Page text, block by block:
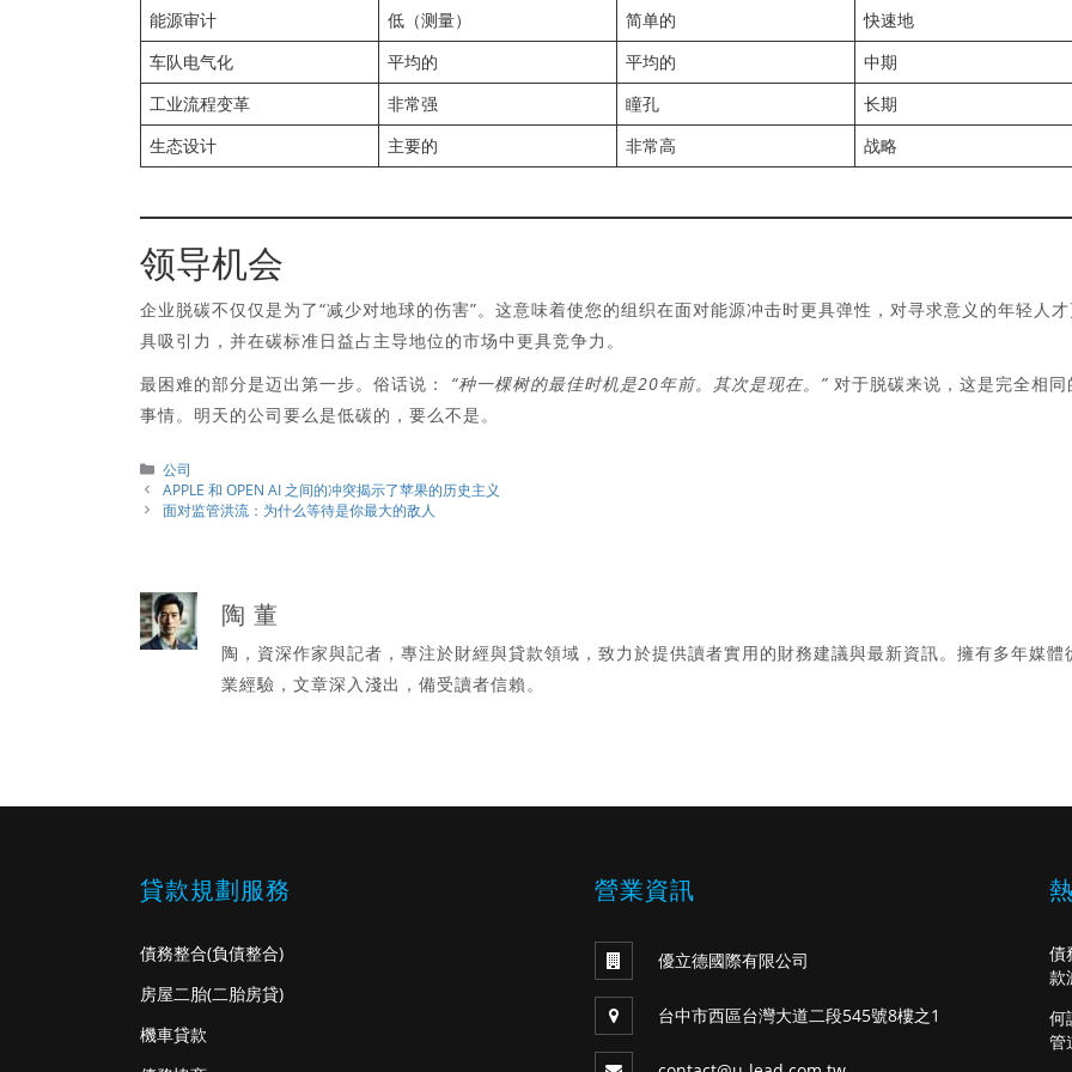
能源审计 低（测量） 简单的
快速地
车队电气化
平均的 平均的
中期
工业流程变革
非常强 瞳孔
长期
生态设计
主要的 非常高 战略
领导机会
企业脱碳不仅仅是为了“减少对地球的伤害”。这意味着使您的组织在面对能源冲击时更具弹性，对寻求意义的年轻人
具吸引力，并在碳标准日益占主导地位的市场中更具竞争力。
最困难的部分是迈出第一步。俗话说： “种一棵树的最佳时机是20年前。其次是现在。” 对于脱碳来说，这是完全相同
事情。明天的公司要么是低碳的，要么不是。
分
類
公司
APPLE 和 OPEN AI 之间的冲突揭示了苹果的历史主义
面对监管洪流：为什么等待是你最大的敌人
陶 董
陶，資深作家與記者，專注於財經與貸款領域，致力於提供讀者實用的財務建議與最新資訊。擁有多年媒體
業經驗，文章深入淺出，備受讀者信賴。
貸款規劃服務
債務整合(負債整合)
房屋二胎(二胎房貸)
機車貸款
營業資訊
優立德國際有限公司
台中市西區台灣大道二段545號8樓之1
債
款
何
管